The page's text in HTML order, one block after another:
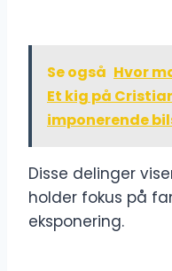
Se også Hvor
Et kig på
imponerende
Disse delinger
holder fokus på
eksponering.